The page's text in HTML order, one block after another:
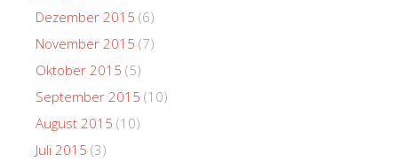
Dezember 2015 (6)
November 2015 (7)
Oktober 2015 (5)
September 2015 (10)
August 2015 (10)
Juli 2015 (3)